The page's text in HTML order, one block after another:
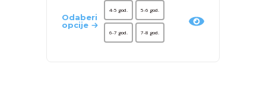
Odaberi
opcije
4-5 god. 5-6 god.
6-7 god. 7-8 god.